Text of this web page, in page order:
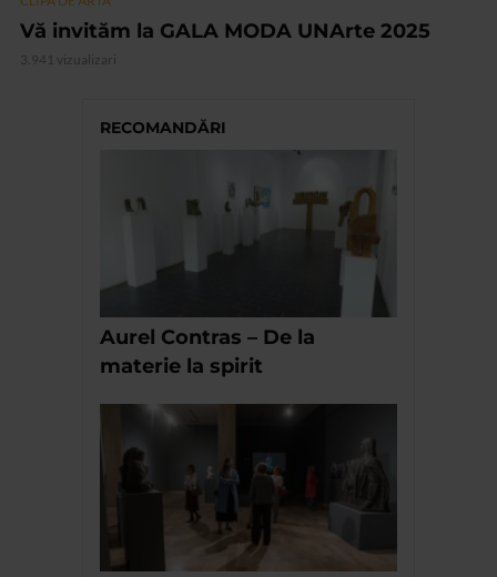
Vă invităm la GALA MODA UNArte 2025
3.941 vizualizari
RECOMANDĂRI
Aurel Contras – De la
materie la spirit